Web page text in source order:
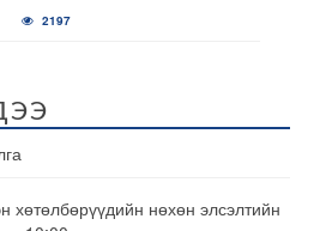
2197
хөтөлбөрүүдийн нөхөн элсэлтийн